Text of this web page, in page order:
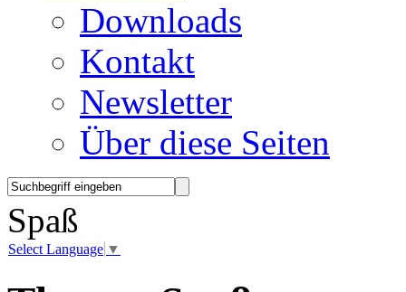
Downloads
Kontakt
Newsletter
Über diese Seiten
Spaß
Select Language ▼